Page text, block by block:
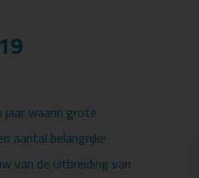
jaar waarin grote
aantal belangrijke
van de uitbreiding van